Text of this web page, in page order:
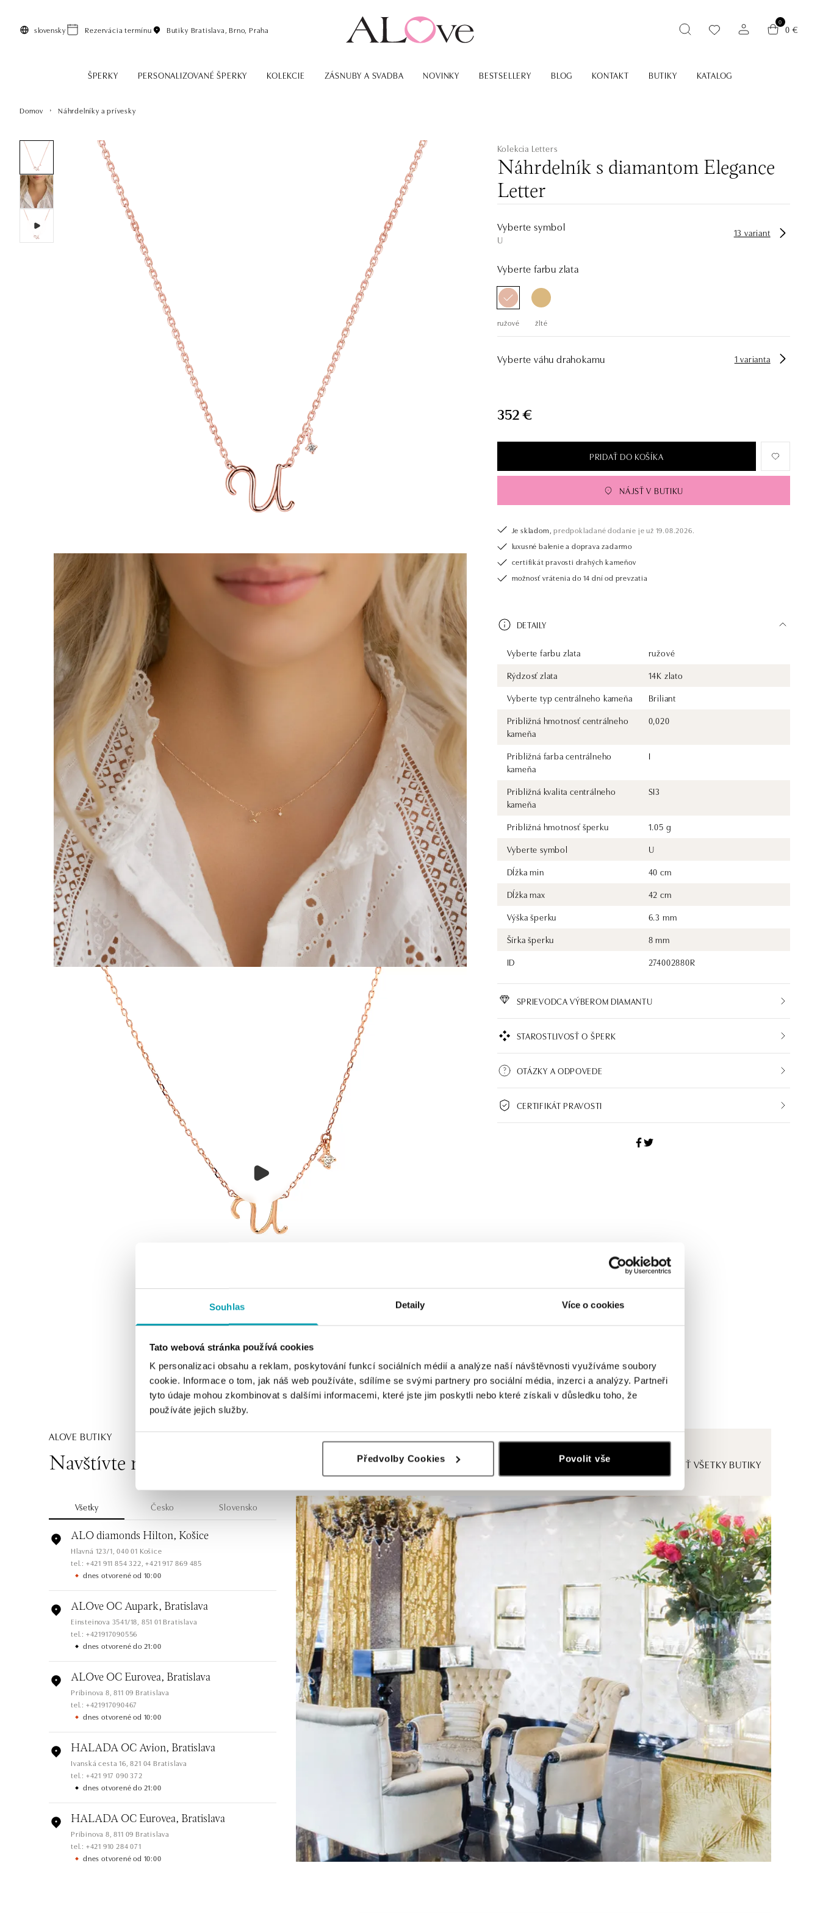
Souhlas Detaily Více o cookies
Tato webová stránka používá cookies
K personalizaci obsahu a reklam, poskytování funkcí sociálních médií a analýze naší návštěvnosti využíváme soubory
cookie. Informace o tom, jak náš web používáte, sdílíme se svými partnery pro sociální média, inzerci a analýzy. Partneři
tyto údaje mohou zkombinovat s dalšími informacemi, které jste jim poskytli nebo které získali v důsledku toho, že
používáte jejich služby.
Předvolby Cookies Povolit vše
slovensky Rezervácia termínu Butiky Bratislava, Brno, Praha
0
0 €
ŠPERKY PERSONALIZOVANÉ ŠPERKY KOLEKCIE ZÁSNUBY A SVADBA NOVINKY BESTSELLERY BLOG KONTAKT BUTIKY KATALOG
Domov Náhrdelníky a prívesky
Kolekcia Letters
Náhrdelník s diamantom Elegance
Letter
Vyberte symbol
U
13 variant
Vyberte farbu zlata
ružové žlté
Vyberte váhu drahokamu 1 varianta
352 €
PRIDAŤ DO KOŠÍKA
NÁJSŤ V BUTIKU
Je skladom, predpokladané dodanie je už 19.08.2026.
luxusné balenie a doprava zadarmo
certifikát pravosti drahých kameňov
možnosť vrátenia do 14 dní od prevzatia
DETAILY
Vyberte farbu zlata
ružové
Rýdzosť zlata
14K zlato
Vyberte typ centrálneho kameňa
Briliant
Približná hmotnosť centrálneho
kameňa
0,020
Približná farba centrálneho
kameňa
I
Približná kvalita centrálneho
kameňa
SI3
Približná hmotnosť šperku
1.05 g
Vyberte symbol
U
Dĺžka min
40 cm
Dĺžka max
42 cm
Výška šperku
6.3 mm
Šírka šperku
8 mm
ID
274002880R
SPRIEVODCA VÝBEROM DIAMANTU
STAROSTLIVOSŤ O ŠPERK
OTÁZKY A ODPOVEDE
CERTIFIKÁT PRAVOSTI
ALOVE BUTIKY
Navštívte naše butiky ZOBRAZIŤ VŠETKY BUTIKY
Všetky Česko Slovensko
ALO diamonds Hilton, Košice
Hlavná 123/1, 040 01 Košice
tel.: +421 911 854 322, +421 917 869 485
dnes otvorené od 10:00
ALOve OC Aupark, Bratislava
Einsteinova 3541/18, 851 01 Bratislava
tel.: +421917090556
dnes otvorené do 21:00
ALOve OC Eurovea, Bratislava
Pribinova 8, 811 09 Bratislava
tel.: +421917090467
dnes otvorené od 10:00
HALADA OC Avion, Bratislava
Ivanská cesta 16, 821 04 Bratislava
tel.: +421 917 090 372
dnes otvorené do 21:00
HALADA OC Eurovea, Bratislava
Pribinova 8, 811 09 Bratislava
tel.: +421 910 284 071
dnes otvorené od 10:00